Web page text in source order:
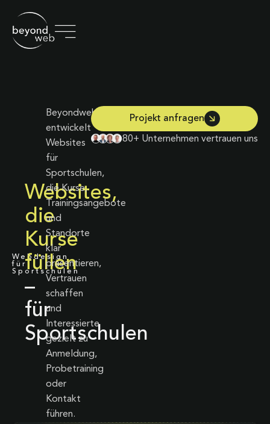
Webdesign
für
Sportschulen
Websites,
die
Kurse
füllen
–
für
Sportschulen
Beyondweb
entwickelt
Websites
für
Sportschulen,
die Kurse,
Trainingsangebote
und
Standorte
klar
präsentieren,
Vertrauen
schaffen
und
Interessierte
gezielt zu
Anmeldung,
Probetraining
oder
Kontakt
führen.
Projekt anfragen
80+ Unternehmen vertrauen uns